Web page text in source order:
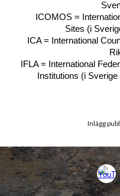
ICOMOS =
Sites (i
ICA = International
IFLA = International
Institutions (i
Inlägg